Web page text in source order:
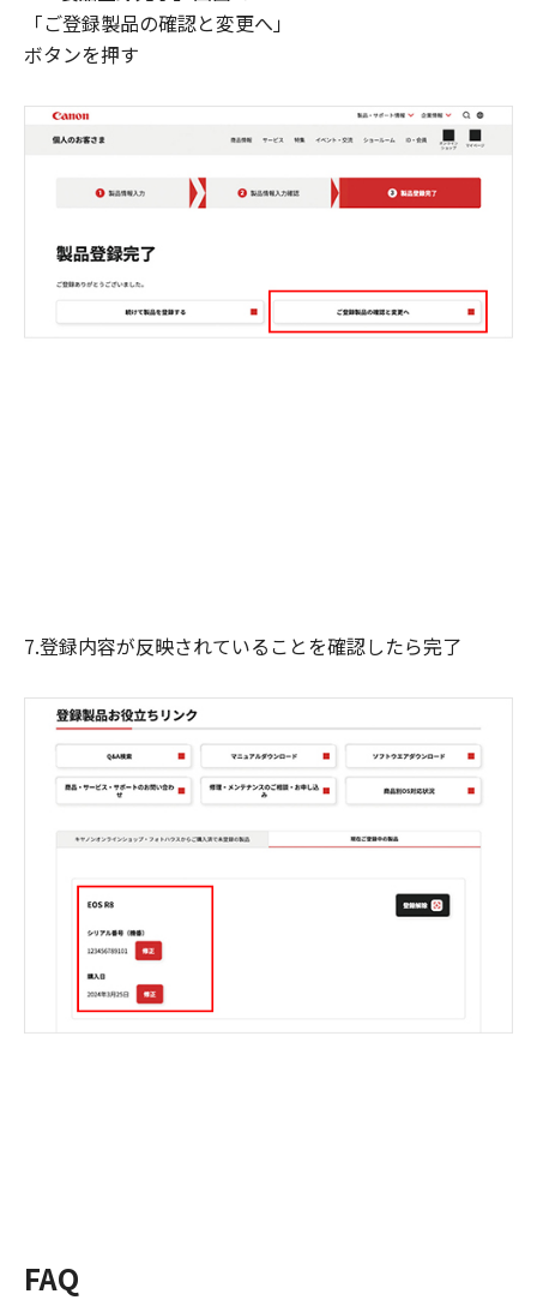
「ご登録製品の確認と変更へ」
ボタンを押す
7.登録内容が反映されていることを確認したら完了
FAQ